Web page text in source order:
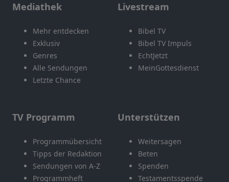
Mediathek
Mehr entdecken
Exklusiv
Genres
Alle Sendungen
Letzte Chance
Livestream
Bibel TV
Bibel TV Impuls
EchtJetzt
MeinGottesdienst
TV Programm
Programmübersicht
Tipps der Redaktion
Sendungen von A-Z
Programmheft
Unterstützen
Weitersagen
Beten
Spenden
Testamentsspende